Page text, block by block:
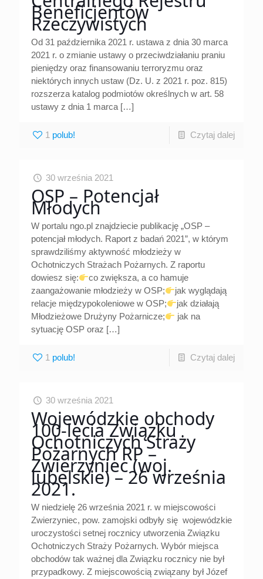
Beneficjentów
Rzeczywistych
Od 31 października 2021 r. ustawa z dnia 30 marca
2021 r. o zmianie ustawy o przeciwdziałaniu praniu
pieniędzy oraz finansowaniu terroryzmu oraz
niektórych innych ustaw (Dz. U. z 2021 r. poz. 815)
rozszerza katalog podmiotów określnych w art. 58
ustawy z dnia 1 marca […]
1 Czytaj dalej
30 września 2021
OSP – Potencjał
Młodych
W portalu ngo.pl znajdziecie publikację „OSP –
potencjał młodych. Raport z badań 2021”, w którym
sprawdziliśmy aktywność młodzieży w
Ochotniczych Strażach Pożarnych. Z raportu
dowiesz się:
co zwiększa, a co hamuje
zaangażowanie młodzieży w OSP;
jak wyglądają
relacje międzypokoleniowe w OSP;
jak działają
Młodzieżowe Drużyny Pożarnicze;
jak na
sytuację OSP oraz […]
1 Czytaj dalej
30 września 2021
Wojewódzkie obchody
100-lecia Związku
Ochotniczych Straży
Pożarnych RP –
Zwierzyniec (woj.
lubelskie) – 26 września
2021.
W niedzielę 26 września 2021 r. w miejscowości
Zwierzyniec, pow. zamojski odbyły się wojewódzkie
uroczystości setnej rocznicy utworzenia Związku
Ochotniczych Straży Pożarnych. Wybór miejsca
obchodów tak ważnej dla Związku rocznicy nie był
przypadkowy. Z miejscowością związany był Józef